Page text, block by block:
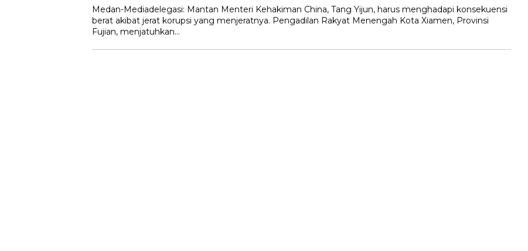
Medan-Mediadelegasi: Mantan Menteri Kehakiman China, Tang Yijun, harus menghadapi konsekuensi
berat akibat jerat korupsi yang menjeratnya. Pengadilan Rakyat Menengah Kota Xiamen, Provinsi
Fujian, menjatuhkan…